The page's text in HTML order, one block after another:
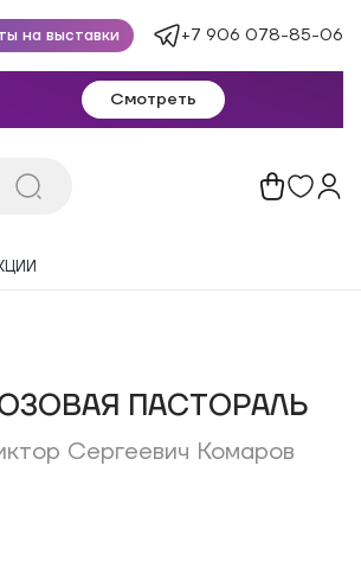
на выставки +7 906 078-85-06
Смотреть
ПАСТОРАЛЬ
Сергеевич Комаров